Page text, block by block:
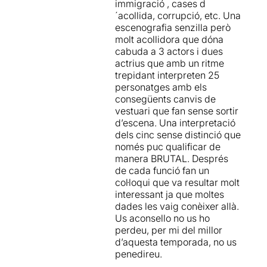
barrejat i amb una
coherència de discurs i
estètica impecable.
Destaca el respecte que
destil·la la interpretació de
cadascun dels personatges,
resultat d’un procés previ fet
amb molta cura,
comunicació, contacte i
diàleg amb les persones que
han verbalitzat les paraules
que ara escoltem amb altres
veus però amb la mateixa
essència.
Tenim un exemple de
projecte on hi ha una aposta
per construir conjuntament
amb diferents llenguatges
artístics però amb qualitat,
pel que s’ha creat una xarxa
immigració , cases d
´acollida, corrupció, etc. Una
escenografia senzilla però
molt acollidora que dóna
cabuda a 3 actors i dues
actrius que amb un ritme
trepidant interpreten 25
personatges amb els
consegüents canvis de
vestuari que fan sense sortir
d’escena. Una interpretació
dels cinc sense distinció que
només puc qualificar de
manera BRUTAL. Després
de cada funció fan un
col·loqui que va resultar molt
interessant ja que moltes
dades les vaig conèixer allà.
Us aconsello no us ho
perdeu, per mi del millor
d’aquesta temporada, no us
penedireu.